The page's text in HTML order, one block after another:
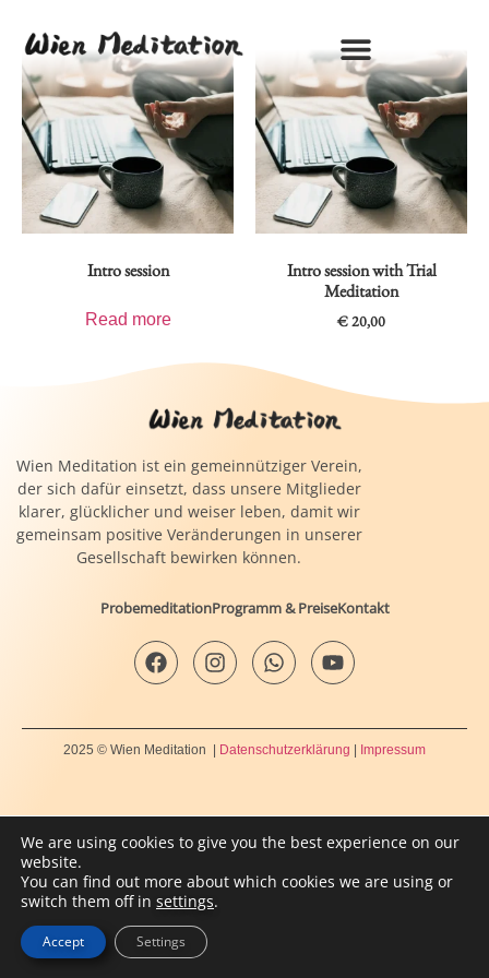
Intro session
Read more
Intro session with Trial
Meditation
€20,00
Wien Meditation ist ein gemeinnütziger Verein,
der sich dafür einsetzt, dass unsere Mitglieder
klarer, glücklicher und weiser leben, damit wir
gemeinsam positive Veränderungen in unserer
Gesellschaft bewirken können.
ProbemeditationProgramm & PreiseKontakt
2025 © Wien Meditation | Datenschutzerklärung | Impressum
We are using cookies to give you the best experience on our
website.
You can find out more about which cookies we are using or
switch them off in settings.
Accept Settings